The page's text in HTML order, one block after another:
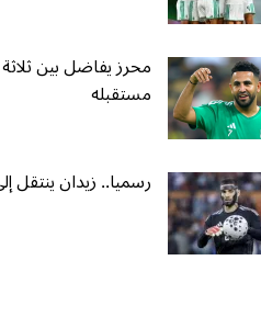
محرز يفاضل بين
مستقبله
رسميا.. زيدان ينتقل